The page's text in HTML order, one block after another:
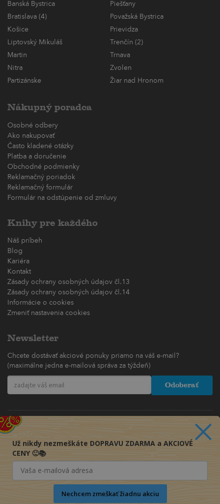
Banská Bystrica
Piešťany
Bratislava (4)
Považská Bystrica
Košice
Prievidza
Liptovský Mikuláš
Trenčín (2)
Martin
Trnava
Nitra
Zvolen
Partizánske
Žiar nad Hronom
Nákupný poradca
Osobné odbery
Ako nakupovať
Často kladené otázky
Platba a doručenie
Obchodné podmienky
Reklamačný poriadok
Reklamačný formulár
Formulár na odstúpenie od zmluvy
Knihy pre každého
Náš príbeh
Blog
Kariéra
Kontakt
Zásady ochrany osobných údajov čl.13
Zásady ochrany osobných údajov čl.14
Informácie o cookies
Zmeniť nastavenia cookies
Newsletter
Chcete dostávať akciové ponuky priamo na váš e-mail?
(maximálne jedna e-mailová správa za týždeň)
Odoberať
Už nikdy nezmeškáte DOPRAVU ZDARMA a AKCIOVÉ
CENY 🙂📚
Nechcem zmeškať žiadnu akciu